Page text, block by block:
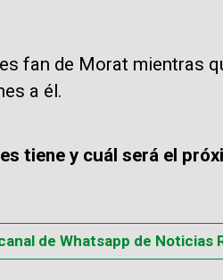
fan de Morat mientras
a él.
tiene y cuál será el
de Whatsapp de Noticias